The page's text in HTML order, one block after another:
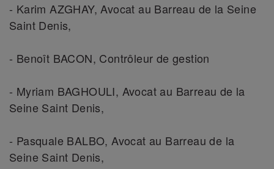
- Karim AZGHAY, Avocat au Barreau de la Seine
Saint Denis,
- Benoît BACON, Contrôleur de gestion
- Myriam BAGHOULI, Avocat au Barreau de la
Seine Saint Denis,
- Pasquale BALBO, Avocat au Barreau de la
Seine Saint Denis,